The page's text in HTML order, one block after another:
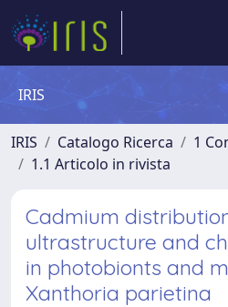
IRIS
IRIS Catalogo Ricerca
1
1.1 Articolo in rivista
Cadmium
ultrastructure and
in photobionts and
Xanthoria parietina